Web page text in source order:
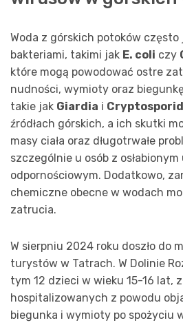
Woda z górskich potoków
bakteriami, takimi jak E. coli czy
które mogą powodować ostre
nudności, wymioty oraz
takie jak Giardia i
źródłach górskich, a ich skutki
masy ciała oraz długotrwałe
szczególnie u osób z osłabionym
odpornościowym. Dodatkowo,
chemiczne obecne w wodach
zatrucia.
W sierpniu 2024 roku doszło do
turystów w Tatrach. W Dolinie
tym 12 dzieci w wieku 15-16 lat,
hospitalizowanych z powodu
biegunka i wymioty po spożyciu